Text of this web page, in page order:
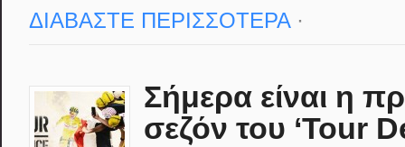
ΔΙΑΒΑΣΤΕ ΠΕΡΙΣΣΟΤΕΡΑ·
Σήμερα είναι η
σεζόν του ‘Tour